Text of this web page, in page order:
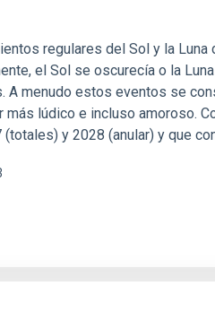
regulares del Sol y la
el Sol se oscurecía o la
A menudo estos eventos se
más lúdico e incluso amoroso.
y 2028 (anular) y que